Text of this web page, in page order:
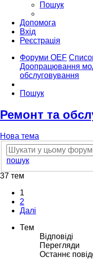
Пошук
Допомога
Вхід
Реєстрація
Форуми OEF
Доопрацювання
обслуговування
Пошук
Ремонт та
Нова тема
пошук
37 тем
1
2
Далі
Тем
Відповіді
Перегляди
Останнє